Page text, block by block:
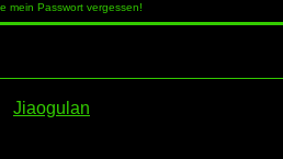
mein Passwort vergessen!
Jiaogulan